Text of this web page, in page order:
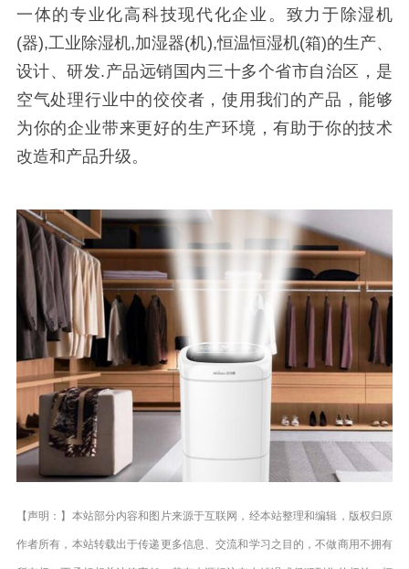
一体的专业化高科技现代化企业。致力于除湿机
(器),工业除湿机,加湿器(机),恒温恒湿机(箱)的生产、
设计、研发.产品远销国内三十多个省市自治区，是
空气处理行业中的佼佼者，使用我们的产品，能够
为你的企业带来更好的生产环境，有助于你的技术
改造和产品升级。
【声明：】本站部分内容和图片来源于互联网，经本站整理和编辑，版权归原
作者所有，本站转载出于传递更多信息、交流和学习之目的，不做商用不拥有